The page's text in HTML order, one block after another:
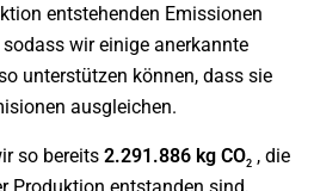
entstehenden Emissionen
wir einige anerkannte
unterstützen können, dass sie
ausgleichen.
so bereits 2.291.886 kg CO2 , die
Produktion entstanden sind,